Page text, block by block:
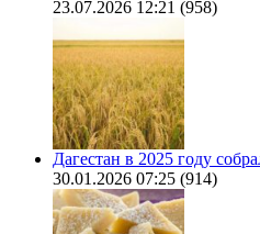
23.07.2026 12:21 (958)
Дагестан в 2025 году
30.01.2026 07:25 (914)